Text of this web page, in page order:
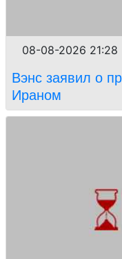
08-08-2026 21:28
Вэнс заявил о
Ираном